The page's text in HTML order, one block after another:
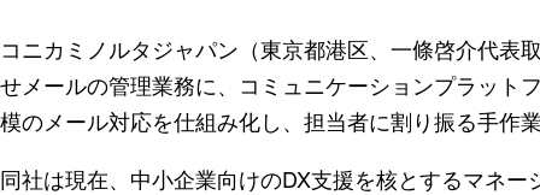
コニカミノルタジャパン（東京都港区、一條啓介代表
せメールの管理業務に、コミュニケーションプラット
模のメール対応を仕組み化し、担当者に割り振る手作
同社は現在、中小企業向けのDX支援を核とするマネ